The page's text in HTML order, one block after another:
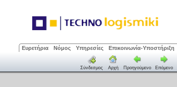
Ευρετήρια Νόμος Υπηρεσίες Επικοινωνία-Υποστήριξη
Σύνδεσμος Αρχή Προηγούμενο Επόμενο